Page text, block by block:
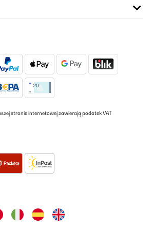
SPRAWDZONA OPINIA
the app had some litters production
20/12/2025
scheinbar vorkommen kann. Ich habe dann
zurückgeschickt und kostenlos ein
Auch dieses leistet sehr gute Arbeit. Sehr gute
Feuchtigkeitsregelung, schnelle
Danke
stronie internetowej zawierają podatek VAT